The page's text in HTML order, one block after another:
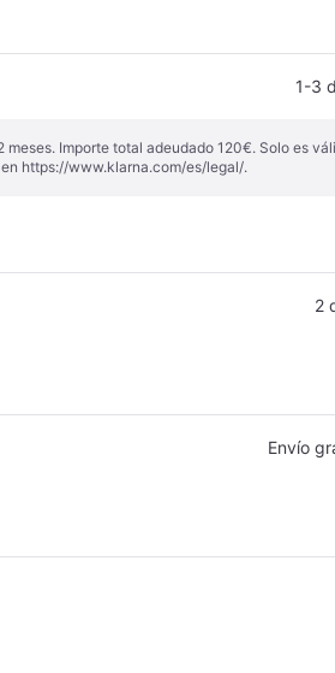
1-3
Importe total adeudado 120€. Solo es
https://www.klarna.com/es/legal/.
2
Envío